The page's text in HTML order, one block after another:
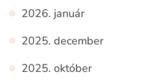
2026. január
2025. december
2025. október